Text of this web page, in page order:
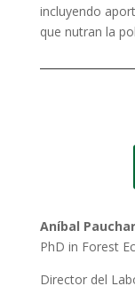
incluyendo
que nutran la
Aníbal
PhD in Forest
Director del